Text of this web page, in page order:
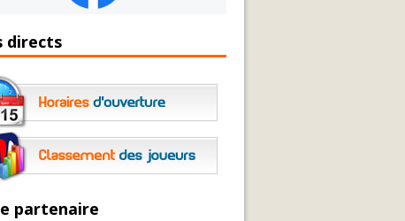
directs
partenaire